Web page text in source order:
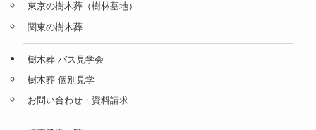
東京の樹木葬（樹林墓地）
関東の樹木葬
樹木葬 バス見学会
樹木葬 個別見学
お問い合わせ・資料請求